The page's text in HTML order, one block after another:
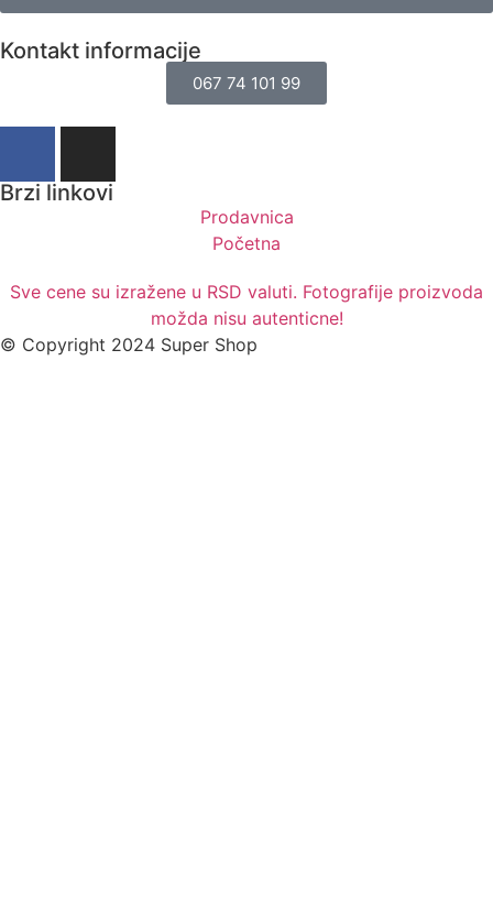
Kontakt informacije
067 74 101 99
Brzi linkovi
Prodavnica
Početna
Sve cene su izražene u RSD valuti. Fotografije proizvoda
možda nisu autenticne!
© Copyright 2024 Super Shop